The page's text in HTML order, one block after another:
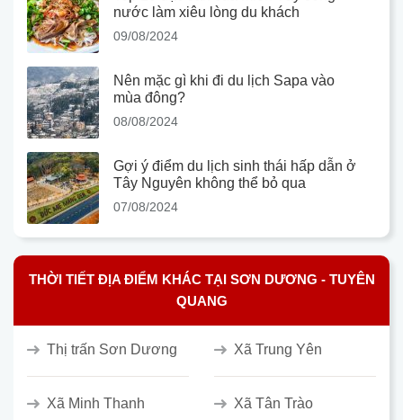
nước làm xiêu lòng du khách
09/08/2024
Nên mặc gì khi đi du lịch Sapa vào
mùa đông?
08/08/2024
Gợi ý điểm du lịch sinh thái hấp dẫn ở
Tây Nguyên không thể bỏ qua
07/08/2024
THỜI TIẾT ĐỊA ĐIỂM KHÁC TẠI SƠN DƯƠNG - TUYÊN
QUANG
Thị trấn Sơn Dương Xã Trung Yên
Xã Minh Thanh Xã Tân Trào